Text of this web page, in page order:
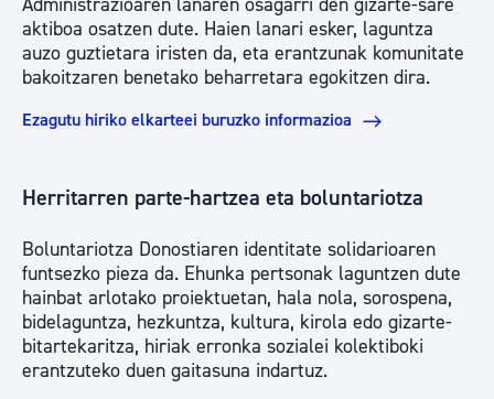
aktiboa osatzen dute. Haien lanari esker, laguntza
auzo guztietara iristen da, eta erantzunak komunitate
bakoitzaren benetako beharretara egokitzen dira.
Ezagutu hiriko elkarteei buruzko informazioa
Herritarren parte-hartzea eta boluntariotza
Boluntariotza Donostiaren identitate solidarioaren
funtsezko pieza da. Ehunka pertsonak laguntzen dute
hainbat arlotako proiektuetan, hala nola, sorospena,
bidelaguntza, hezkuntza, kultura, kirola edo gizarte-
bitartekaritza, hiriak erronka sozialei kolektiboki
erantzuteko duen gaitasuna indartuz.